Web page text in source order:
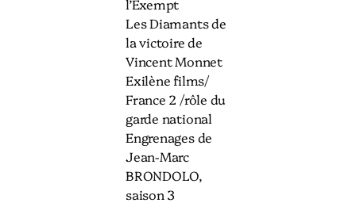
l’Exempt
Les Diamants de
la victoire de
Vincent Monnet
Exilène films/
France 2 /rôle du
garde national
Engrenages de
Jean-Marc
BRONDOLO,
saison 3